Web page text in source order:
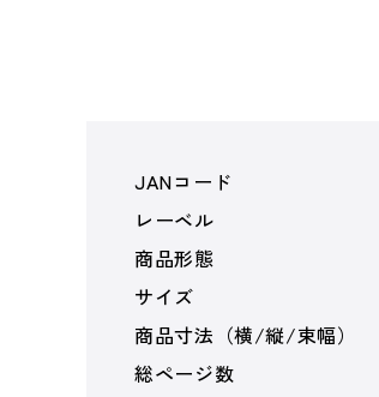
JANコード
レーベル
商品形態
サイズ
商品寸法（横/縦/束幅）
総ページ数